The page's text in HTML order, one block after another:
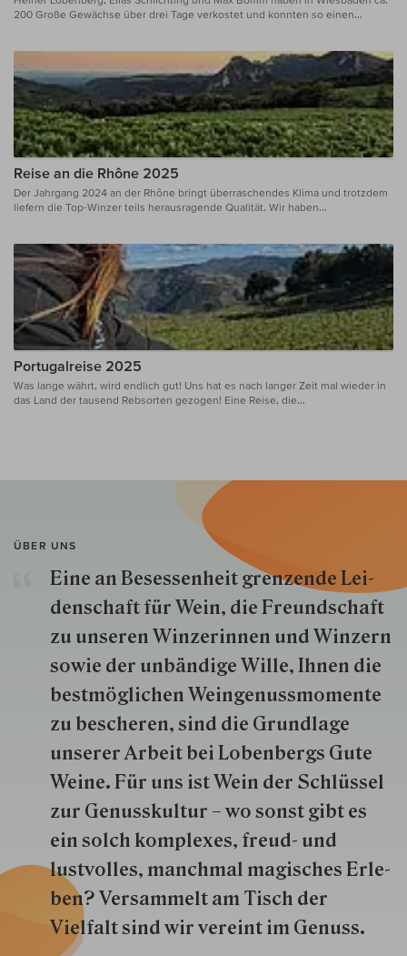
200 Große Gewächse über drei Tage verkostet und konnten so einen...
Reise an die Rhône 2025
Der Jahrgang 2024 an der Rhône bringt überraschendes Klima und trotzdem
liefern die Top-Winzer teils herausragende Qualität. Wir haben...
Portugalreise 2025
Was lange währt, wird endlich gut! Uns hat es nach langer Zeit mal wieder in
das Land der tausend Rebsorten gezogen! Eine Reise, die...
ÜBER UNS
Eine an Besessenheit gren­zende Lei­
den­schaft für Wein, die Freund­schaft
zu unseren Win­zer­innen und Win­zern
so­wie der un­bän­dige Wille, Ihnen die
best­mög­lich­en Wein­genuss­momente
zu besche­ren, sind die Grund­lage
unserer Arbeit bei Lobenbergs Gute
Weine. Für uns ist Wein der Schlüs­sel
zur Genuss­kultur – wo sonst gibt es
ein solch kom­plexes, freud- und
lustvolles, manchmal ma­gisch­es Er­le­
ben? Versammelt am Tisch der
Vielfalt sind wir ver­eint im Genuss.